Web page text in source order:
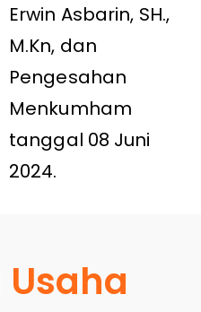
Erwin Asbarin, SH.,
M.Kn, dan
Pengesahan
Menkumham
tanggal 08 Juni
2024.
Usaha